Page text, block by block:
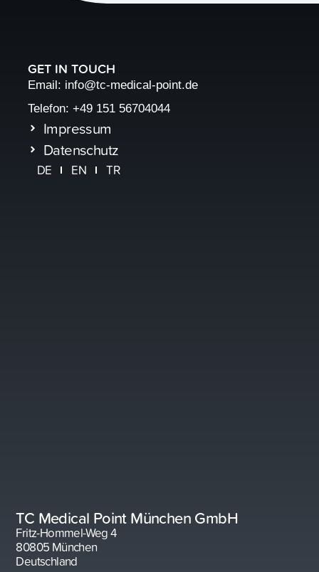
TC Medical Point München GmbH
Fritz-Hommel-Weg 4
80805 München
Deutschland
GET IN TOUCH
Email: info@tc-medical-point.de
Telefon: +49 151 56704044
Impressum
Datenschutz
DE EN TR